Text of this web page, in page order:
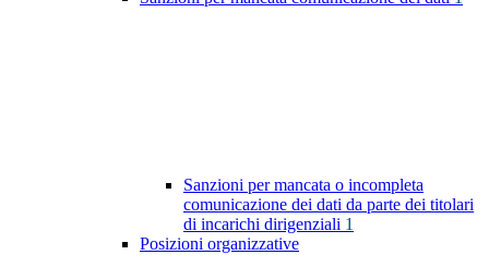
Sanzioni per mancata o incompleta
comunicazione dei dati da parte dei titolari
di incarichi dirigenziali 1
Posizioni organizzative